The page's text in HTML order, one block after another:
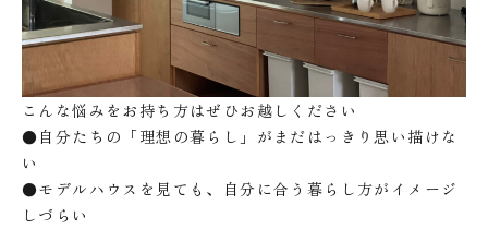
こんな悩みをお持ち方はぜひお越しください
●自分たちの「理想の暮らし」がまだはっきり思い描けな
い
●モデルハウスを見ても、自分に合う暮らし方がイメージ
しづらい